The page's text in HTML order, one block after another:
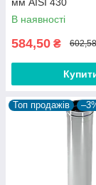
В наявності
584,50 ₴
Топ продажів